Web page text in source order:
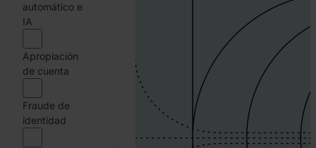
automático e
IA
Apropiación
de cuenta
Fraude de
identidad